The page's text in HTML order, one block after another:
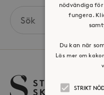
the
nödvändiga
fungera.
Du kan när
Läs mer om
STRIKT